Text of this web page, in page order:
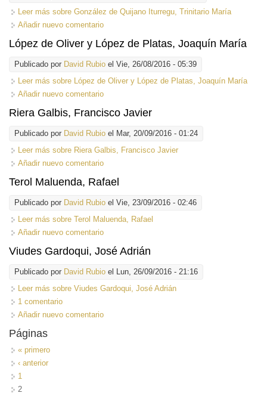
Leer más sobre González de Quijano Iturregu, Trinitario María
Añadir nuevo comentario
López de Oliver y López de Platas, Joaquín María
Publicado por David Rubio el Vie, 26/08/2016 - 05:39
Leer más sobre López de Oliver y López de Platas, Joaquín María
Añadir nuevo comentario
Riera Galbis, Francisco Javier
Publicado por David Rubio el Mar, 20/09/2016 - 01:24
Leer más sobre Riera Galbis, Francisco Javier
Añadir nuevo comentario
Terol Maluenda, Rafael
Publicado por David Rubio el Vie, 23/09/2016 - 02:46
Leer más sobre Terol Maluenda, Rafael
Añadir nuevo comentario
Viudes Gardoqui, José Adrián
Publicado por David Rubio el Lun, 26/09/2016 - 21:16
Leer más sobre Viudes Gardoqui, José Adrián
1 comentario
Añadir nuevo comentario
Páginas
« primero
‹ anterior
1
2